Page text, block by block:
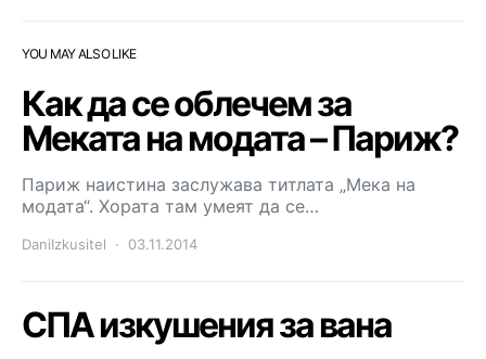
YOU MAY ALSO LIKE
Как да се облечем за
Меката на модата – Париж?
Париж наистина заслужава титлата „Мека на
модата“. Хората там умеят да се…
DaniIzkusitel 03.11.2014
СПА изкушения за вана